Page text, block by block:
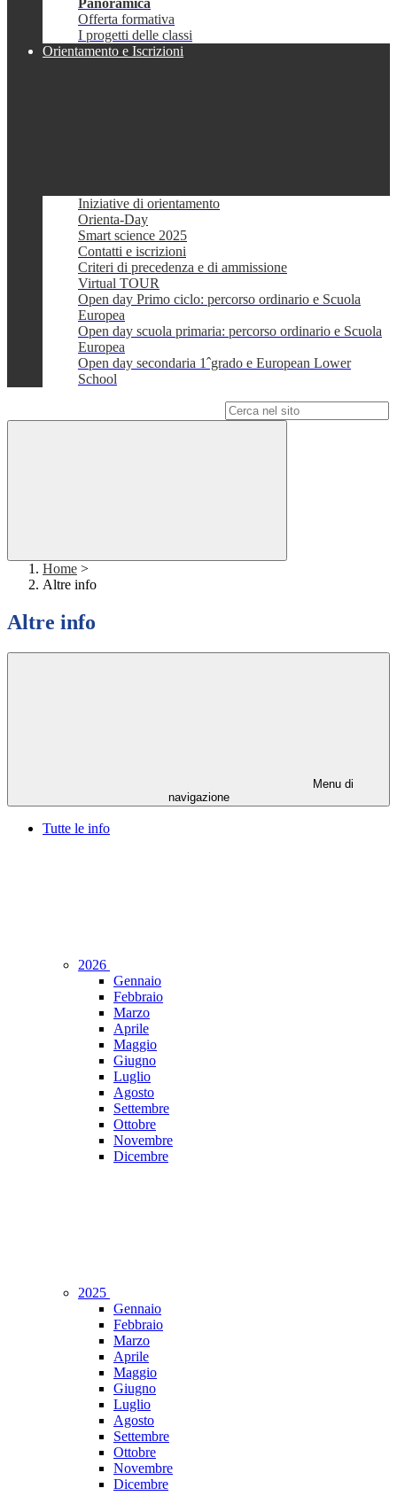
Panoramica
Offerta formativa
I progetti delle classi
Orientamento e Iscrizioni
Iniziative di orientamento
Orienta-Day
Smart science 2025
Contatti e iscrizioni
Criteri di precedenza e di ammissione
Virtual TOUR
Open day Primo ciclo: percorso ordinario e Scuola
Europea
Open day scuola primaria: percorso ordinario e Scuola
Europea
Open day secondaria 1ˆgrado e European Lower
School
Home >
Altre info
Altre info
Menu di
navigazione
Tutte le info
2026
Gennaio
Febbraio
Marzo
Aprile
Maggio
Giugno
Luglio
Agosto
Settembre
Ottobre
Novembre
Dicembre
2025
Gennaio
Febbraio
Marzo
Aprile
Maggio
Giugno
Luglio
Agosto
Settembre
Ottobre
Novembre
Dicembre